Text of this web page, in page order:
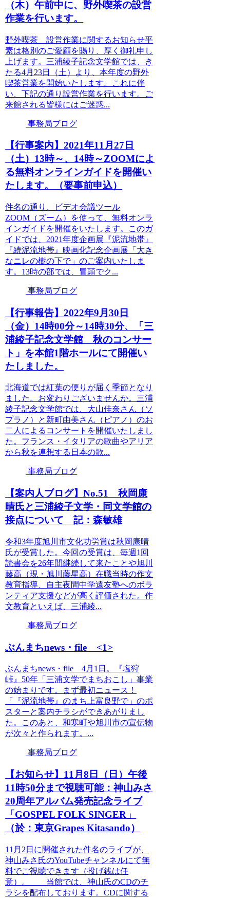
（木）午前中に、野外喫茶の設営
作業を行います。
野外喫茶 設営作業に関するお知らせ平
素は格別のご愛顧を賜り、厚く御礼申し
上げます。三浦綾子記念文学館では、き
たる4月23日（土）より、本年度の野外
喫茶営業を開始いたします。これに伴
い、下記の通り設営作業を行います。ご
来館される皆様にはご迷惑...
事務局ブログ
【行事案内】2021年11月27日
（土）13時～、14時～ZOOMによ
る無料オンラインガイドを開催い
たします。（要事前申込）
件名の通り、ビデオ会議ツール
ZOOM（ズーム）を使って、無料オンラ
インガイドを開催をいたします。このガ
イドでは、2021年度企画展『泥流地帯』
『続泥流地帯』映画化記念企画展「大き
なニレの樹の下で」のご案内いたしま
す。13時の部では、冒頭でク...
事務局ブログ
【行事報告】2022年9月30日
（金）14時00分～14時30分、「三
浦綾子記念文学館 秋のコンサー
ト」を本館1階ホールにて開催い
たしました。
北海道では紅葉の便りが届く季節となり
ました。お変わりございませんか。三浦
綾子記念文学館では、大山佳奈さん（ソ
プラノ）と新町由美さん（ピアノ）のお
二人によるコンサートを開催いたしまし
た。フランス・イタリアの歌曲やアリア
から秋を連想する日本の歌...
事務局ブログ
【案内人ブログ】No.51 秋岡康
晴氏と三浦綾子文学・同文学館の
接点について 記：森敏雄
令和3年度旭川市文化功労賞は秋岡康晴
氏が受賞した。今回の受賞は、毎週1回
読書会を26年間継続して来たことや旭川
藤高（現・旭川藤星高）在職当時の作文
教育指導、自主夜間中学遠友塾へのボラ
ンティア支援などが高く評価された。作
文教育といえば、三浦綾...
事務局ブログ
ぶんまちnews・file <1>
ぶんまちnews・file 4月1日。『塩狩
峠』50年「三浦文学でまちおこし」事業
の始まりです。まず最初ニュース！
「『泥流地帯』のまち上富良野で」のポ
スターと案内チラシができあがりまし
た。このあと、和寒町や旭川市の宣伝物
が次々と作られます。...
事務局ブログ
【お知らせ】11月8日（日）午後
11時50分まで視聴可能：神山みさ
20周年アルバム発売記念ライブ
「GOSPEL FOLK SINGER」
（於：東京Grapes Kitasando）
11月2日に開催された件名のライブが、
神山みさ氏のYouTubeチャンネルにて無
料でご視聴できます（投げ銭は任
意）。 当館では、神山氏のCDのチ
ラシを配布しております。CDに関する